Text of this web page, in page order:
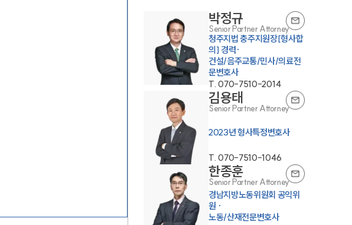
박정규
Senior Partner Attorney
청주지법 충주지원장[형사합
의] 경력·
건설/음주교통/민사/의료전
문변호사
T.070-7510-2014
김용태
Senior Partner Attorney
2023년 형사특정변호사
T.070-7510-1046
한종훈
Senior Partner Attorney
경남지방노동위원회 공익위
원 ·
노동/산재전문변호사